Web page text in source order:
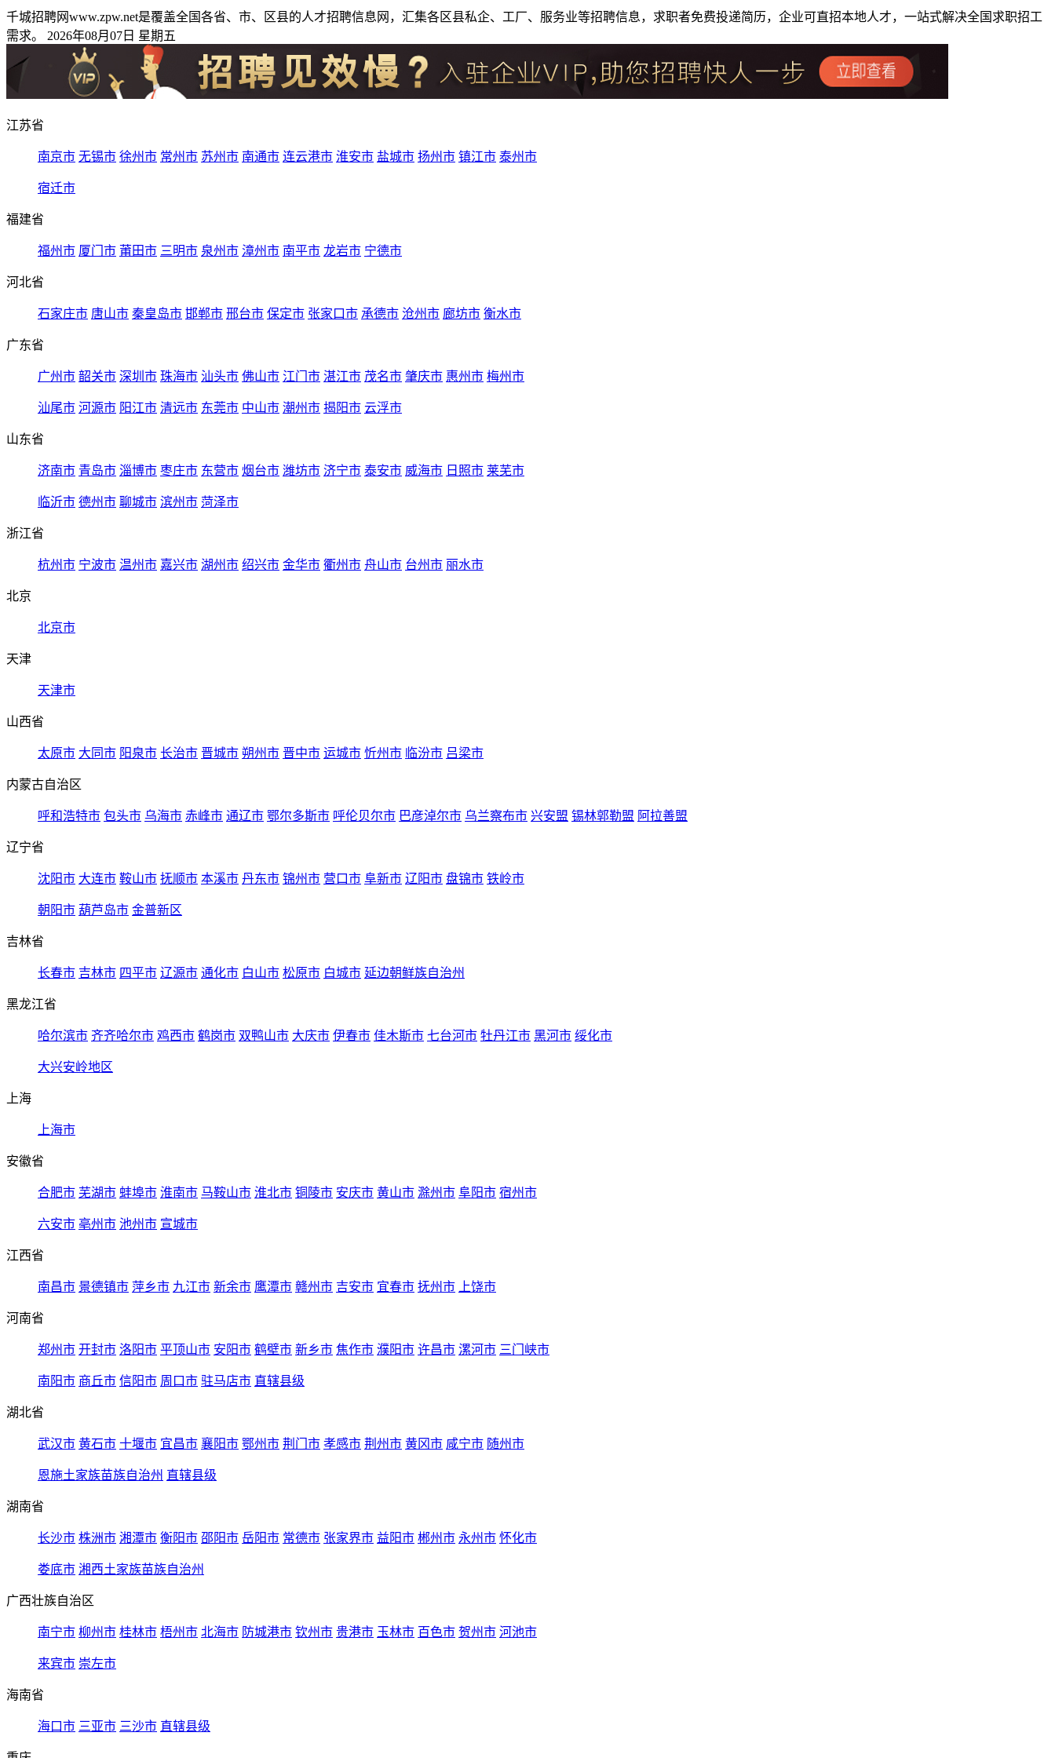
千城招聘网www.zpw.net是覆盖全国各省、市、区县的人才招聘信息网，汇集各区县私企、工厂、服务业等招聘信息，求职者免费投递简历，企业可直招本地人才，一站式解决全国求职招工
需求。 2026年08月07日 星期五
江苏省
南京市 无锡市 徐州市 常州市 苏州市 南通市 连云港市 淮安市 盐城市 扬州市 镇江市 泰州市
宿迁市
福建省
福州市 厦门市 莆田市 三明市 泉州市 漳州市 南平市 龙岩市 宁德市
河北省
石家庄市 唐山市 秦皇岛市 邯郸市 邢台市 保定市 张家口市 承德市 沧州市 廊坊市 衡水市
广东省
广州市 韶关市 深圳市 珠海市 汕头市 佛山市 江门市 湛江市 茂名市 肇庆市 惠州市 梅州市
汕尾市 河源市 阳江市 清远市 东莞市 中山市 潮州市 揭阳市 云浮市
山东省
济南市 青岛市 淄博市 枣庄市 东营市 烟台市 潍坊市 济宁市 泰安市 威海市 日照市 莱芜市
临沂市 德州市 聊城市 滨州市 菏泽市
浙江省
杭州市 宁波市 温州市 嘉兴市 湖州市 绍兴市 金华市 衢州市 舟山市 台州市 丽水市
北京
北京市
天津
天津市
山西省
太原市 大同市 阳泉市 长治市 晋城市 朔州市 晋中市 运城市 忻州市 临汾市 吕梁市
内蒙古自治区
呼和浩特市 包头市 乌海市 赤峰市 通辽市 鄂尔多斯市 呼伦贝尔市 巴彦淖尔市 乌兰察布市 兴安盟 锡林郭勒盟 阿拉善盟
辽宁省
沈阳市 大连市 鞍山市 抚顺市 本溪市 丹东市 锦州市 营口市 阜新市 辽阳市 盘锦市 铁岭市
朝阳市 葫芦岛市 金普新区
吉林省
长春市 吉林市 四平市 辽源市 通化市 白山市 松原市 白城市 延边朝鲜族自治州
黑龙江省
哈尔滨市 齐齐哈尔市 鸡西市 鹤岗市 双鸭山市 大庆市 伊春市 佳木斯市 七台河市 牡丹江市 黑河市 绥化市
大兴安岭地区
上海
上海市
安徽省
合肥市 芜湖市 蚌埠市 淮南市 马鞍山市 淮北市 铜陵市 安庆市 黄山市 滁州市 阜阳市 宿州市
六安市 亳州市 池州市 宣城市
江西省
南昌市 景德镇市 萍乡市 九江市 新余市 鹰潭市 赣州市 吉安市 宜春市 抚州市 上饶市
河南省
郑州市 开封市 洛阳市 平顶山市 安阳市 鹤壁市 新乡市 焦作市 濮阳市 许昌市 漯河市 三门峡市
南阳市 商丘市 信阳市 周口市 驻马店市 直辖县级
湖北省
武汉市 黄石市 十堰市 宜昌市 襄阳市 鄂州市 荆门市 孝感市 荆州市 黄冈市 咸宁市 随州市
恩施土家族苗族自治州 直辖县级
湖南省
长沙市 株洲市 湘潭市 衡阳市 邵阳市 岳阳市 常德市 张家界市 益阳市 郴州市 永州市 怀化市
娄底市 湘西土家族苗族自治州
广西壮族自治区
南宁市 柳州市 桂林市 梧州市 北海市 防城港市 钦州市 贵港市 玉林市 百色市 贺州市 河池市
来宾市 崇左市
海南省
海口市 三亚市 三沙市 直辖县级